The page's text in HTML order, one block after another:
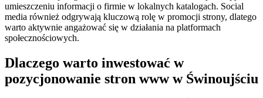
umieszczeniu informacji o firmie w lokalnych katalogach. Social
media również odgrywają kluczową rolę w promocji strony, dlatego
warto aktywnie angażować się w działania na platformach
społecznościowych.
Dlaczego warto inwestować w
pozycjonowanie stron www w Świnoujściu